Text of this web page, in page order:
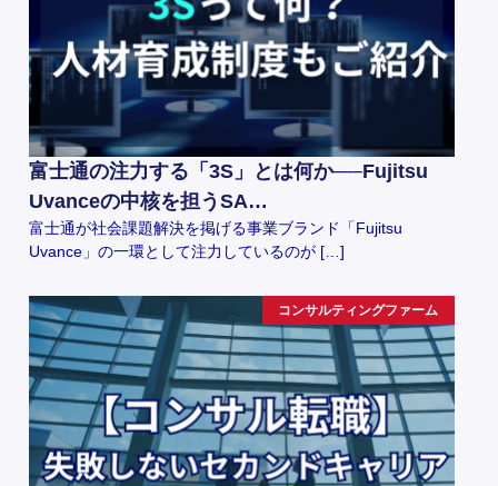
富士通の注力する「3S」とは何か──Fujitsu
Uvanceの中核を担うSA…
富士通が社会課題解決を掲げる事業ブランド「Fujitsu
Uvance」の一環として注力しているのが […]
コンサルティングファーム